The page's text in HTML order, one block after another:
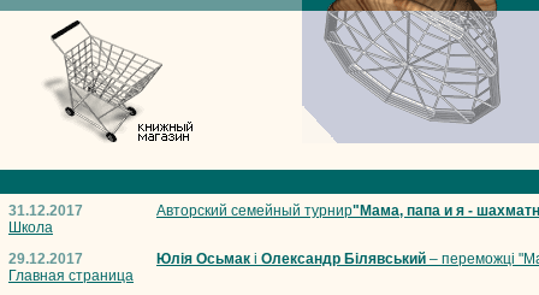
31.12.2017
Школа
Авторский семейный турнир"Мама, папа и я -
29.12.2017
Главная страница
Юлія Осьмак і Олександр Білявський – переможці